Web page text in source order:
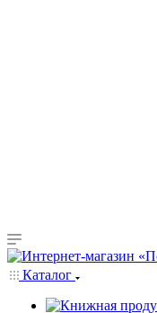
Каталог